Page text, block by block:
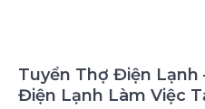
Tuyển Thợ Điện Lạnh
Điện Lạnh Làm Việc